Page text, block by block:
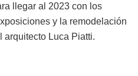
llegar al 2023 con los
y la remodelación
arquitecto Luca Piatti.